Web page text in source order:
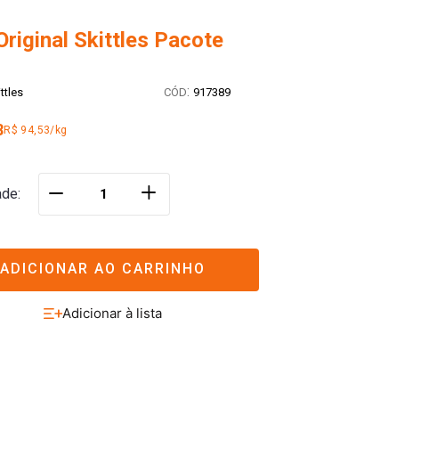
Skittles Pacote
: 917389
R$ 94,53/kg
＋
ADICIONAR AO CARRINHO